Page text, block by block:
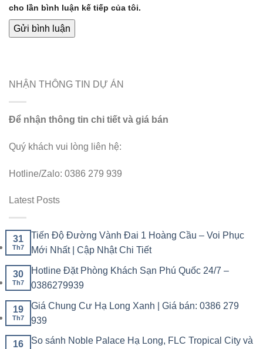
cho lần bình luận kế tiếp của tôi.
NHẬN THÔNG TIN DỰ ÁN
Để nhận thông tin chi tiết và giá bán
Quý khách vui lòng liên hệ:
Hotline/Zalo: 0386 279 939
Latest Posts
31
Th7
Tiến Độ Đường Vành Đai 1 Hoàng Cầu – Voi Phục
Mới Nhất | Cập Nhật Chi Tiết
30
Th7
Hotline Đặt Phòng Khách Sạn Phú Quốc 24/7 –
0386279939
19
Th7
Giá Chung Cư Hạ Long Xanh | Giá bán: 0386 279
939
16 So sánh Noble Palace Hạ Long, FLC Tropical City và